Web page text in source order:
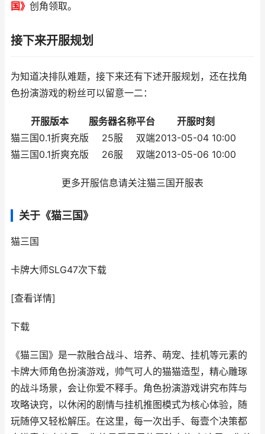
国》 创角领取。
接下来开服规划
为知道决排队难题，接下来还有下述开服规划，还在找角
色扮演游戏的粉丝可以留意一二：
开服版本 服务器名称平台
开服时刻
猫三国0.1折爽充版
25服 双端2013-05-04 10:00
猫三国0.1折爽充版
26服 双端2013-05-06 10:00
更多开服信息请关注猫三国开服表
关于《猫三国》
猫三国
卡牌大师SLG47次下载
[查看详情]
下载
《猫三国》是一款融合战斗、培养、萌宠、挂机等元素的
卡牌大师角色扮演游戏，帅气可人的猫猫造型，精心雕琢
的战斗场景，会让你爱不释手。角色扮演游戏讲究布阵与
攻略诀窍，以休闲的剧情与挂机推图模式为核心体验，随
玩随停又轻松解压。在这里，每一次出手、每壹个决策都